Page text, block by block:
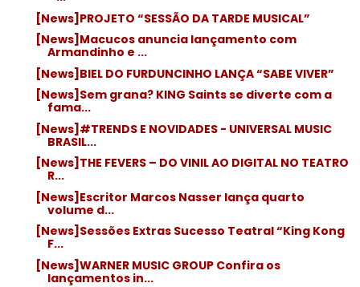
[News]PROJETO “SESSÃO DA TARDE MUSICAL”
[News]Macucos anuncia lançamento com
Armandinho e ...
[News]BIEL DO FURDUNCINHO LANÇA “SABE VIVER”
[News]Sem grana? KING Saints se diverte com a
fama...
[News]#TRENDS E NOVIDADES - UNIVERSAL MUSIC
BRASIL...
[News]THE FEVERS – DO VINIL AO DIGITAL NO TEATRO
R...
[News]Escritor Marcos Nasser lança quarto
volume d...
[News]Sessões Extras Sucesso Teatral “King Kong
F...
[News]WARNER MUSIC GROUP Confira os
lançamentos in...